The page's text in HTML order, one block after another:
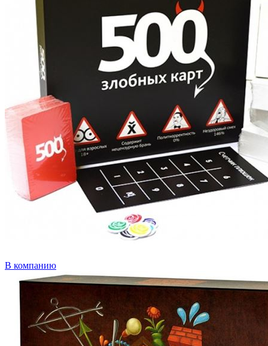
В компанию